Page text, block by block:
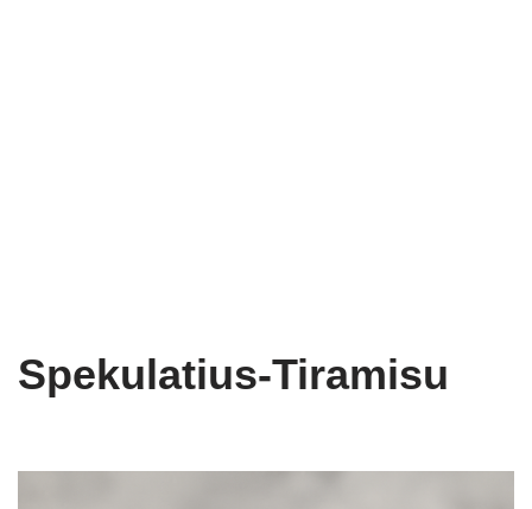
Spekulatius-Tiramisu